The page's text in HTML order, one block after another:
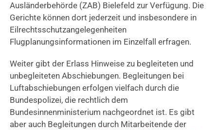
Ausländerbehörde (ZAB) Bielefeld zur Verfügung. Die
Gerichte können dort jederzeit und insbesondere in
Eilrechtsschutzangelegenheiten
Flugplanungsinformationen im Einzelfall erfragen.
Weiter gibt der Erlass Hinweise zu begleiteten und
unbegleiteten Abschiebungen. Begleitungen bei
Luftabschiebungen erfolgen vielfach durch die
Bundespolizei, die rechtlich dem
Bundesinnenministerium nachgeordnet ist. Es gibt
aber auch Begleitungen durch Mitarbeitende der